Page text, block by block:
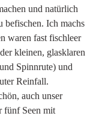
und natürlich
befischen. Ich machs
waren fast fischleer
kleinen, glasklaren
Spinnrute) und
Reinfall.
auch unser
fünf Seen mit